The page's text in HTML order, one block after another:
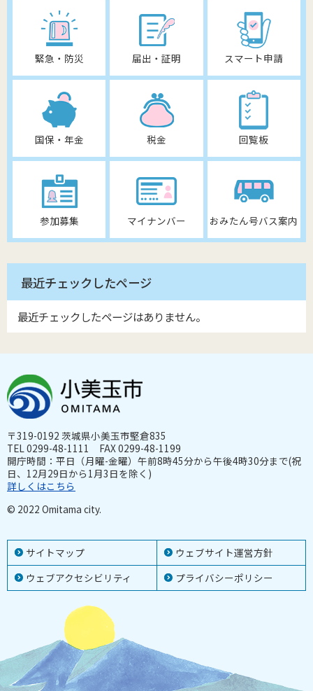
緊急・防災 届出・証明 スマート申請
国保・年金 税金 回覧板
参加募集 マイナンバー おみたん号バス案内
最近チェックしたページ
最近チェックしたページはありません。
サイトマップ
ウェブサイト運営方針
ウェブアクセシビリティ
プライバシーポリシー
〒319-0192 茨城県小美玉市堅倉835
TEL 0299-48-1111 FAX 0299-48-1199
開庁時間：平日（月曜-金曜）午前8時45分から午後4時30分まで(祝
日、12月29日から1月3日を除く)
詳しくはこちら
© 2022 Omitama city.